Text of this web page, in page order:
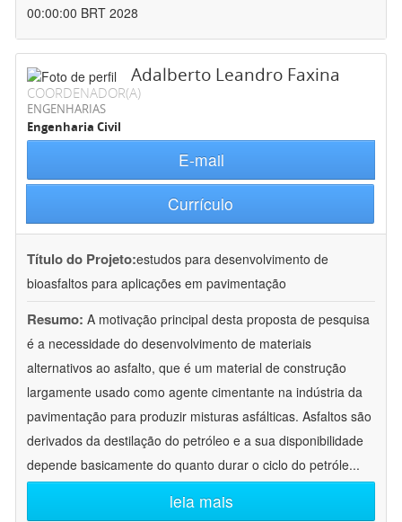
00:00:00 BRT 2028
Adalberto Leandro Faxina
COORDENADOR(A)
ENGENHARIAS
Engenharia Civil
E-mail
Currículo
Título do Projeto:estudos para desenvolvimento de
bioasfaltos para aplicações em pavimentação
Resumo: A motivação principal desta proposta de pesquisa
é a necessidade do desenvolvimento de materiais
alternativos ao asfalto, que é um material de construção
largamente usado como agente cimentante na indústria da
pavimentação para produzir misturas asfálticas. Asfaltos são
derivados da destilação do petróleo e a sua disponibilidade
depende basicamente do quanto durar o ciclo do petróle...
leia mais